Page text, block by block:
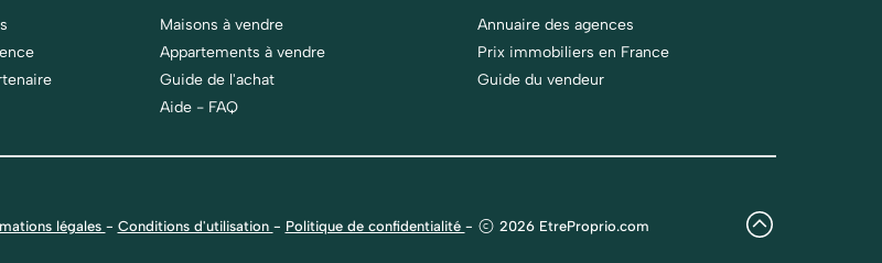
Maisons à vendre
Appartements à vendre
Guide de l'achat
Aide - FAQ
Annuaire des agences
Prix immobiliers en France
Guide du vendeur
légales - Conditions d'utilisation - Politique de confidentialité - 2026 EtreProprio.com